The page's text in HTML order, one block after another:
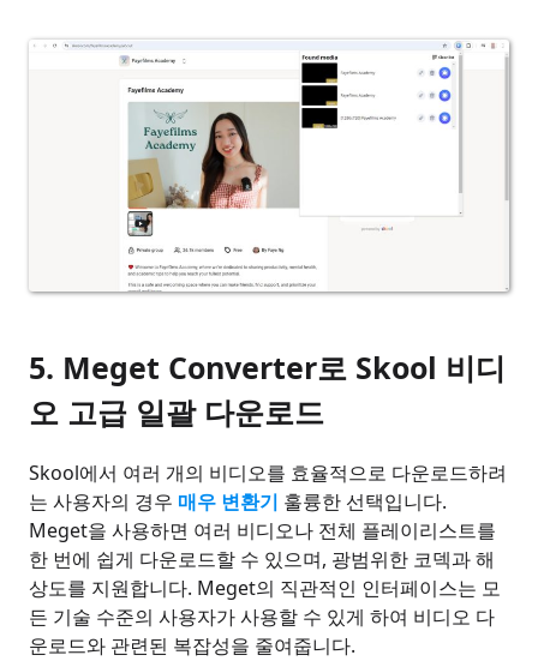
5. Meget Converter로 Skool 비디
오 고급 일괄 다운로드
Skool에서 여러 개의 비디오를 효율적으로 다운로드하려
는 사용자의 경우 매우 변환기 훌륭한 선택입니다.
Meget을 사용하면 여러 비디오나 전체 플레이리스트를
한 번에 쉽게 다운로드할 수 있으며, 광범위한 코덱과 해
상도를 지원합니다. Meget의 직관적인 인터페이스는 모
든 기술 수준의 사용자가 사용할 수 있게 하여 비디오 다
운로드와 관련된 복잡성을 줄여줍니다.